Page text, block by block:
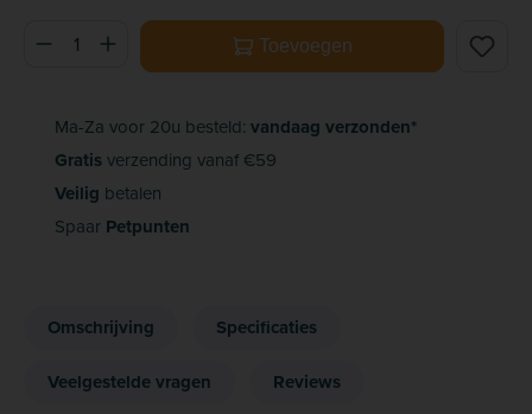
Producthoeveelheid: Voer de gewenste hoeveelheid in of
Toevoegen
Ma-Za voor 20u besteld: vandaag verzonden*
Gratisverzending vanaf €59
Veilig betalen
Spaar Petpunten
Omschrijving Specificaties
Veelgestelde vragen Reviews